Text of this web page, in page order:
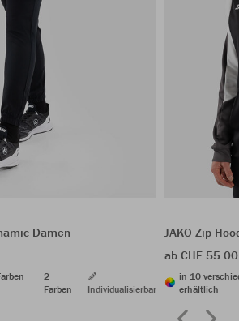
Damen
2
Farben
Individualisierbar
JAKO Zip
ab CHF 55.00
in 10
erhältlich